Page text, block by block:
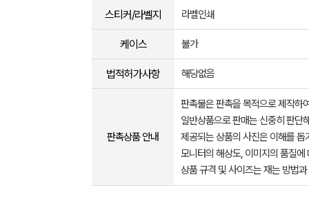
스티커/라벨지 라벨인쇄
케이스 불가
법적허가사항 해당없음
판촉상품 안내
판촉물은 판촉을 목적으로 제작하
일반상품으로 판매는 신중히 판단
제공되는 상품의 사진은 이해를
모니터의 해상도, 이미지의 품질
상품 규격 및 사이즈는 재는 방법